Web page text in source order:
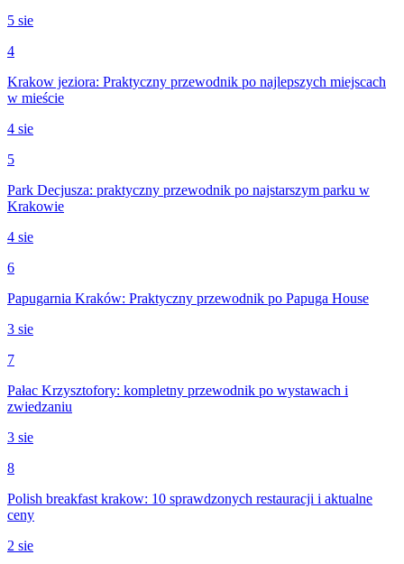
5 sie
4
Krakow jeziora: Praktyczny przewodnik po najlepszych miejscach
w mieście
4 sie
5
Park Decjusza: praktyczny przewodnik po najstarszym parku w
Krakowie
4 sie
6
Papugarnia Kraków: Praktyczny przewodnik po Papuga House
3 sie
7
Pałac Krzysztofory: kompletny przewodnik po wystawach i
zwiedzaniu
3 sie
8
Polish breakfast krakow: 10 sprawdzonych restauracji i aktualne
ceny
2 sie